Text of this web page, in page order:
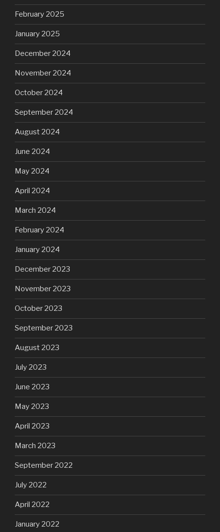
February 2025
January 2025
December 2024
November 2024
October 2024
September 2024
August 2024
June 2024
May 2024
April 2024
March 2024
February 2024
January 2024
December 2023
November 2023
October 2023
September 2023
August 2023
July 2023
June 2023
May 2023
April 2023
March 2023
September 2022
July 2022
April 2022
January 2022